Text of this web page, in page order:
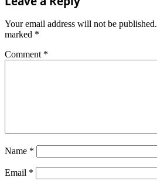
Your email address will not be published.
marked *
Comment *
Name *
Email *